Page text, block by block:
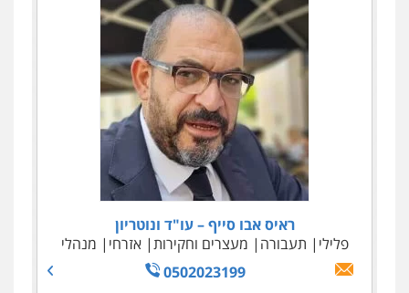
ראיס אבו סייף – עו"ד ונוטריון
פלילי
תעבורה מעצרים וחקירות אזרחי
מנהלי
0502023199
אסף כרמונה – עורך דין פלילי
פלילי פשיעה חמורה כלכלי מעצרים
וחקירות
0522540777
שחר מנדלמן, שלומציון גבאי מנדלמן
– משרד עורכי דין
פלילי התמחות בייצוג בעבירות מין
0505522334
עו"ד לימור רוט חזן
מעצרים צווארון לבן